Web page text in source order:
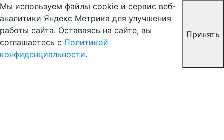
Мы используем файлы cookie и сервис веб-
аналитики Яндекс Метрика для улучшения
работы сайта. Оставаясь на сайте, вы
соглашаетесь с Политикой
конфиденциальности.
Принять